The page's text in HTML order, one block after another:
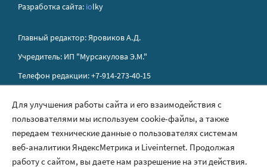
Разработка сайта: iolky
Главный редактор: Яровиков А.Д.
Учредитель: ИП "Мурсакулова Э.М."
Телефон редакции: +7-914-273-40-15
Политика обработки персональных данных
Размещение рекламы
Для улучшения работы сайта и его взаимодействия с
пользователями мы используем cookie-файлы, а также
передаем технические данные о пользователях системам
веб-аналитики ЯндексМетрика и Liveinternet. Продолжая
работу с сайтом, вы даете нам разрешение на эти действия.